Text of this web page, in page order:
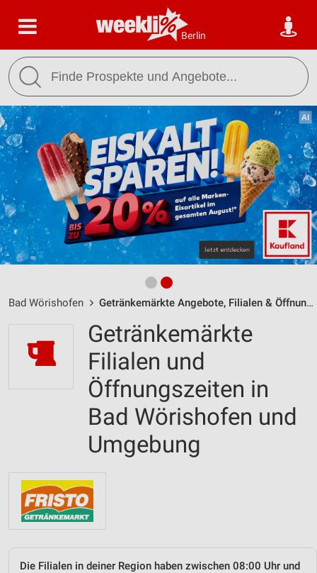
Berlin
Bad Wörishofen Getränkemärkte Angebote, Filialen & Öffnungszeiten
Getränkemärkte
Filialen und
Öffnungszeiten in
Bad Wörishofen und
Umgebung
Die Filialen in deiner Region haben zwischen 08:00 Uhr und